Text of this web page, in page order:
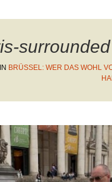
surrounded
IN BRÜSSEL: WER DAS WOHL